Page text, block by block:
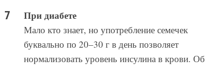
При диабете
Мало кто знает, но употребление семечек
буквально по 20–30 г в день позволяет
нормализовать уровень инсулина в крови. Об